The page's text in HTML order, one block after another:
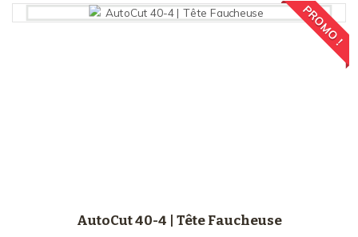
PROMO !
AutoCut 40-4 | Tête Faucheuse